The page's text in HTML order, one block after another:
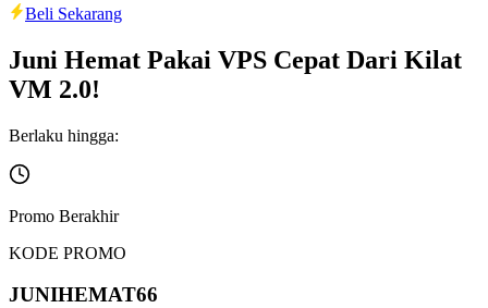
Beli Sekarang
Juni Hemat Pakai VPS Cepat Dari Kilat
VM 2.0!
Berlaku hingga:
Promo Berakhir
KODE PROMO
JUNIHEMAT66